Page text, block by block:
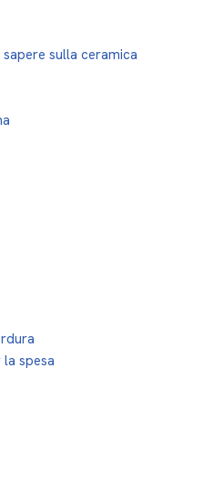
sulla ceramica
spesa